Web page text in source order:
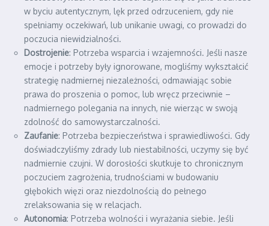
w byciu autentycznym, lęk przed odrzuceniem, gdy nie
spełniamy oczekiwań, lub unikanie uwagi, co prowadzi do
poczucia niewidzialności.
Dostrojenie: Potrzeba wsparcia i wzajemności. Jeśli nasze
emocje i potrzeby były ignorowane, mogliśmy wykształcić
strategię nadmiernej niezależności, odmawiając sobie
prawa do proszenia o pomoc, lub wręcz przeciwnie –
nadmiernego polegania na innych, nie wierząc w swoją
zdolność do samowystarczalności.
Zaufanie: Potrzeba bezpieczeństwa i sprawiedliwości. Gdy
doświadczyliśmy zdrady lub niestabilności, uczymy się być
nadmiernie czujni. W dorosłości skutkuje to chronicznym
poczuciem zagrożenia, trudnościami w budowaniu
głębokich więzi oraz niezdolnością do pełnego
zrelaksowania się w relacjach.
Autonomia: Potrzeba wolności i wyrażania siebie. Jeśli